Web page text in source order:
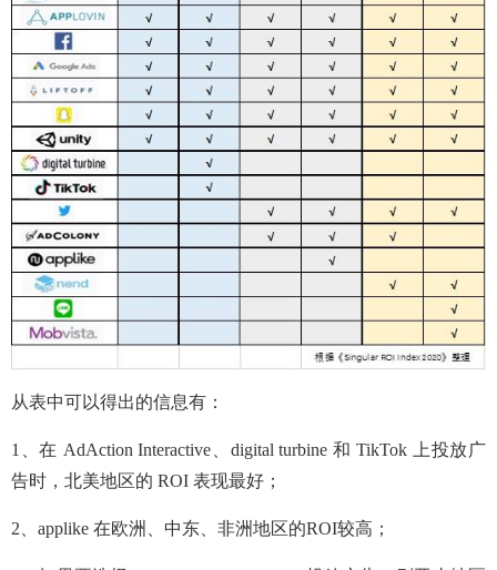
从表中可以得出的信息有：
1、在 AdAction Interactive、digital turbine 和 TikTok 上投放广
告时，北美地区的 ROI 表现最好；
2、applike 在欧洲、中东、非洲地区的ROI较高；